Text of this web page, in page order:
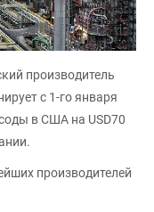
производитель
с 1-го января
в США на USD70
производителей